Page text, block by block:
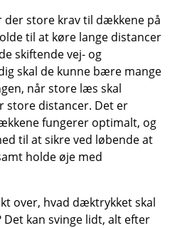
store krav til dækkene på
til at køre lange distancer
skiftende vej- og
skal de kunne bære mange
når store læs skal
store distancer. Det er
fungerer optimalt, og
til at sikre ved løbende at
holde øje med
over, hvad dæktrykket skal
kan svinge lidt, alt efter